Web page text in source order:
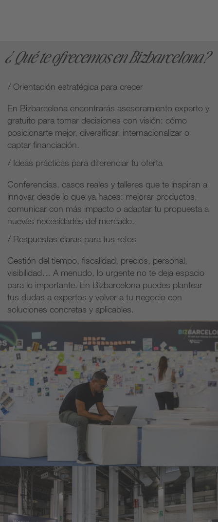
¿Qué te ofrecemos en Bizbarcelona?
/ Orientación estratégica para crecer
En Bizbarcelona encontrarás asesoramiento experto y
gratuito para tomar decisiones con visión: cómo
posicionarte mejor, diversificar, internacionalizar o
captar financiación.
/ Ideas prácticas para diferenciar tu oferta
Conferencias, casos reales y talleres que te inspiran a
innovar desde lo que ya haces: mejorar productos,
comunicar con más impacto o adaptar tu propuesta a
nuevas necesidades del mercado.
/ Respuestas claras para tus retos
Gestión del tiempo, fiscalidad, precios, personal,
visibilidad… A menudo, lo urgente no te deja espacio
para lo importante. En Bizbarcelona puedes plantear
tus dudas a expertos y volver a tu negocio con
soluciones concretas y aplicables.